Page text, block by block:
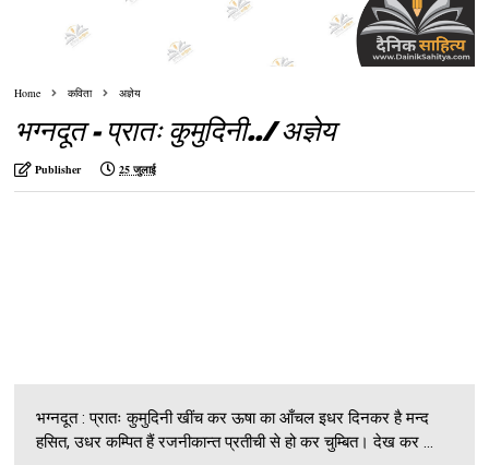
Home कविता अज्ञेय
भग्नदूत - प्रातः कुमुदिनी../ अज्ञेय
Publisher 25 जुलाई
भग्नदूत : प्रातः कुमुदिनी खींच कर ऊषा का आँचल इधर दिनकर है मन्द
हसित, उधर कम्पित हैं रजनीकान्त प्रतीची से हो कर चुम्बित। देख कर ...